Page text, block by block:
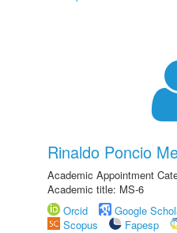
Rinaldo Poncio
Academic Appointment
Academic title: MS-6
Orcid
Google
Scopus
Fapesp